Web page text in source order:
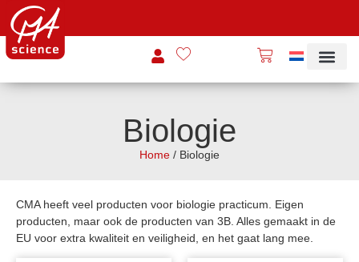
Biologie
Home / Biologie
CMA heeft veel producten voor biologie practicum. Eigen
producten, maar ook de producten van 3B. Alles gemaakt in de
EU voor extra kwaliteit en veiligheid, en het gaat lang mee.